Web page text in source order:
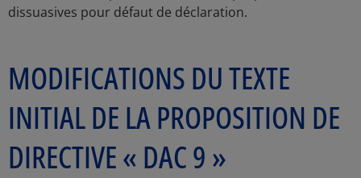
dissuasives pour défaut de déclaration.
MODIFICATIONS DU TEXTE
INITIAL DE LA PROPOSITION DE
DIRECTIVE « DAC 9 »